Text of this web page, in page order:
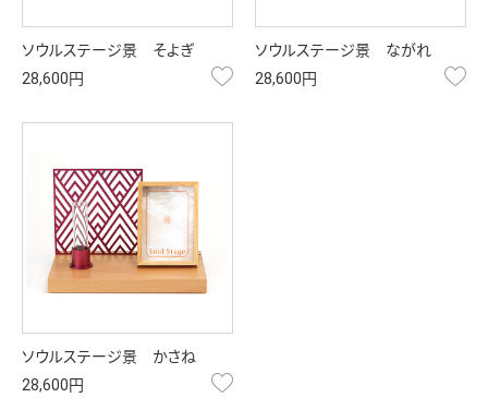
ソウルステージ景 そよぎ
28,600円
お気に入り
ソウルステージ景 ながれ
28,600円
ソウルステージ景 かさね
28,600円